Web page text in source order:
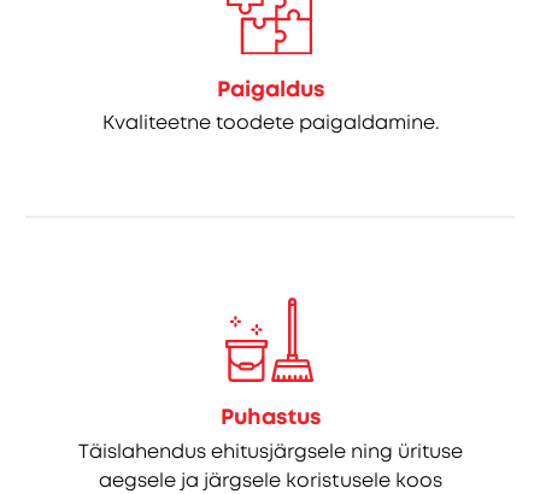
Paigaldus
Kvaliteetne toodete paigaldamine.
Puhastus
Täislahendus ehitusjärgsele ning ürituse
aegsele ja järgsele koristusele koos